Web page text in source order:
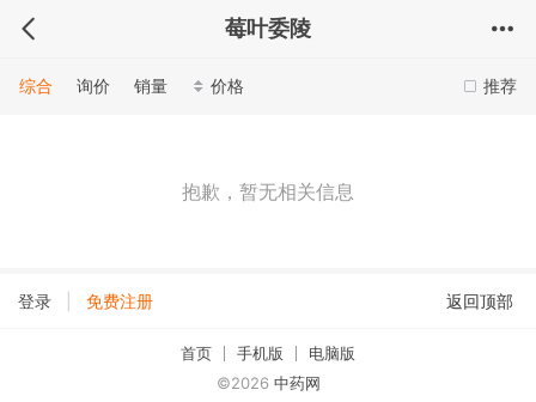
莓叶委陵
推荐
综合 询价 销量 价格
抱歉，暂无相关信息
登录 免费注册 返回顶部
首页 手机版
电脑版
©2026 中药网